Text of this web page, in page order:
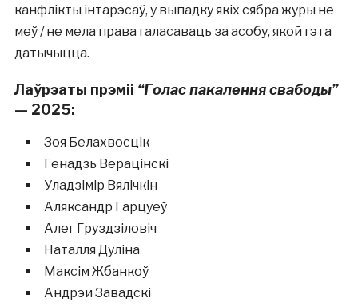
канфлікты інтарэсаў, у выпадку якіх сябра журы не
меў / не мела права галасаваць за асобу, якой гэта
датычыцца.
Лаўрэаты прэміі “Голас пакалення свабоды”
— 2025:
Зоя Белахвосцік
Генадзь Верацінскі
Уладзімір Вялічкін
Аляксандр Гарцуеў
Алег Груздзіловіч
Наталля Дуліна
Максім Жбанкоў
Андрэй Завадскі